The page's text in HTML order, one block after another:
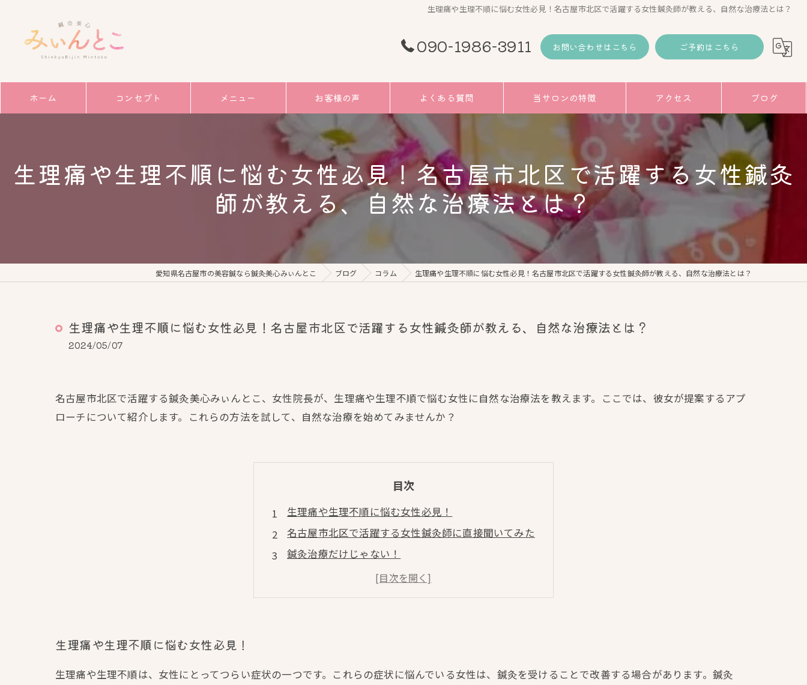
生理痛や生理不順に悩む女性必見！名古屋市北区で活躍する女性鍼灸師が教える、自然な治療法とは？
090-1986-3911 お問い合わせはこちら ご予約はこちら
ホーム コンセプト
ごあいさつ
メニュー お客様の声 よくある質問 当サロンの特徴
むくみ
小顔
リフトアップ
ツボ
アクセス ブログ
生理痛や生理不順に悩む女性必見！名古屋市北区で活躍する女性鍼灸
師が教える、自然な治療法とは？
愛知県名古屋市の美容鍼なら鍼灸美心みぃんとこ ブログ コラム 生理痛や生理不順に悩む女性必見！名古屋市北区で活躍する女性鍼灸師が教える、自然な治療法とは？
生理痛や生理不順に悩む女性必見！名古屋市北区で活躍する女性鍼灸師が教える、自然な治療法とは？
2024/05/07
名古屋市北区で活躍する鍼灸美心みぃんとこ、女性院長が、生理痛や生理不順で悩む女性に自然な治療法を教えます。ここでは、彼女が提案するアプ
ローチについて紹介します。これらの方法を試して、自然な治療を始めてみませんか？
目次
生理痛や生理不順に悩む女性必見！
名古屋市北区で活躍する女性鍼灸師に直接聞いてみた
鍼灸治療だけじゃない！
女性ホルモンのバランスを整えるポイントとは？
自然な治療で生理痛や生理不順を改善する方法とは？
生理痛や生理不順に悩む女性必見！
生理痛や生理不順は、女性にとってつらい症状の一つです。これらの症状に悩んでいる女性は、鍼灸を受けることで改善する場合があります。鍼灸